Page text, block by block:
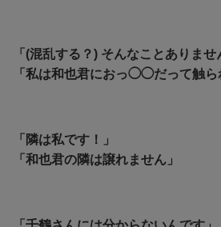
「(混乱する？) そんなことありませ
「私は和也君におっ◯◯だって触ら
「隣は私です！」
「和也君の隣は譲れません」